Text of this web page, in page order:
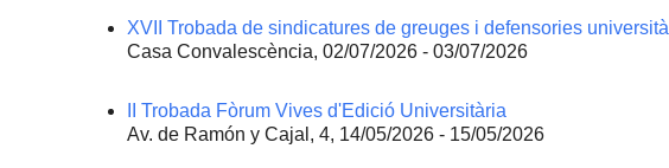
XVII Trobada de sindicatures de greuges i defensories
Casa Convalescència, 02/07/2026 - 03/07/2026
II Trobada Fòrum Vives d'Edició Universitària
Av. de Ramón y Cajal, 4, 14/05/2026 - 15/05/2026